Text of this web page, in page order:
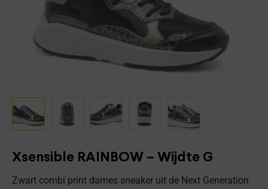
Xsensible RAINBOW – Wijdte G
Zwart combi print dames sneaker uit de Next Generation